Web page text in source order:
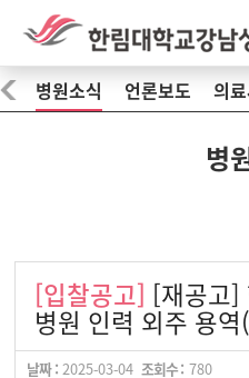
병원소식 언론보도 의료
병
[입찰공고]
[재공고]
병원 인력 외주 용역
날짜 : 2025-03-04 조회수 : 780